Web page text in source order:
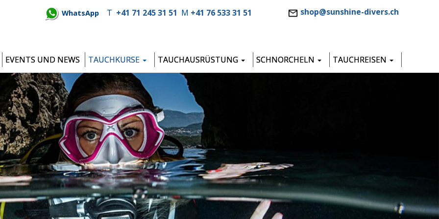
WhatsApp T +41 71 245 31 51 M +41 76 533 31 51 shop@sunshine-divers.ch
EVENTS UND NEWS TAUCHKURSE TAUCHAUSRÜSTUNG SCHNORCHELN TAUCHREISEN